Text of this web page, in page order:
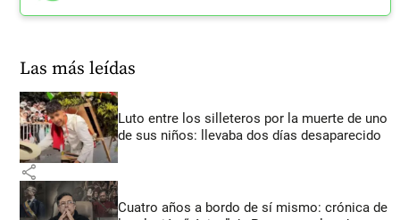
Las más leídas
Luto entre los silleteros por la muerte de uno
de sus niños: llevaba dos días desaparecido
share
Cuatro años a bordo de sí mismo: crónica de